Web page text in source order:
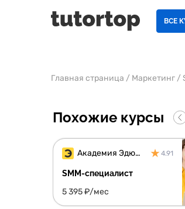
ВСЕ
Главная страница / Маркетинг /
Похожие курсы
Академия Эдюсон 4.91
SMM-специалист
5 395 ₽/мес